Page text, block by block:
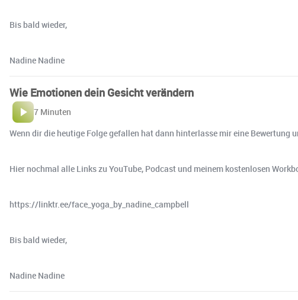
Bis bald wieder,
Nadine Nadine
Wie Emotionen dein Gesicht verändern
7 Minuten
Wenn dir die heutige Folge gefallen hat dann hinterlasse mir eine
Hier nochmal alle Links zu YouTube, Podcast und meinem kostenlosen
https://linktr.ee/face_yoga_by_nadine_campbell
Bis bald wieder,
Nadine Nadine